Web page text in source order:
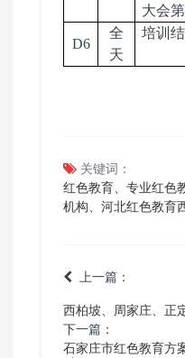
大会
D6
全
天
培训
关键词：
红色教育、专业红色
机构、河北红色教育
上一篇：
西柏坡、周家庄、正
下一篇：
石家庄市红色教育方